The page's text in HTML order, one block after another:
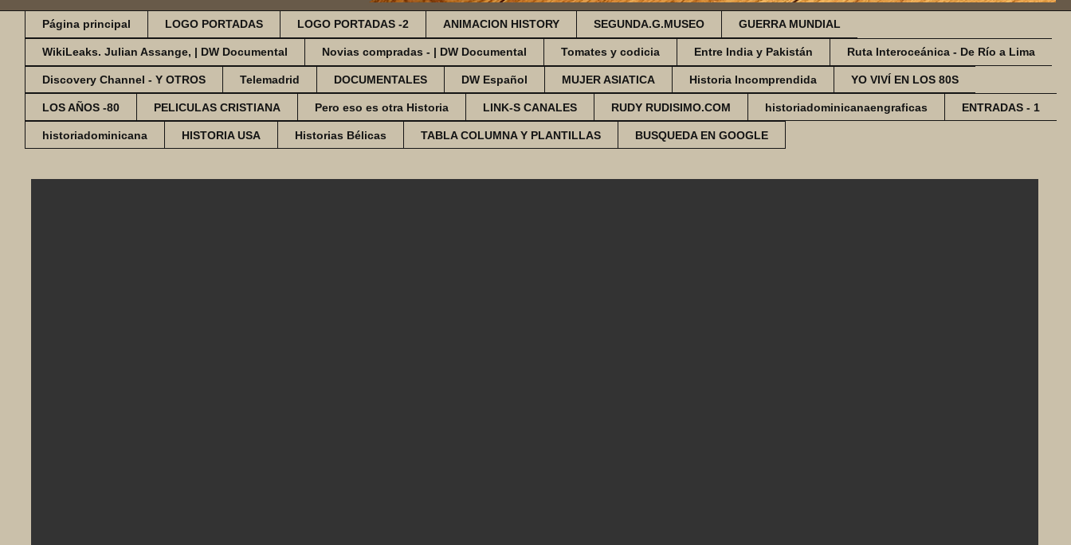
Página principal LOGO PORTADAS LOGO PORTADAS -2 ANIMACION HISTORY SEGUNDA.G.MUSEO GUERRA MUNDIAL
WikiLeaks. Julian Assange, | DW Documental Novias compradas - | DW Documental Tomates y codicia Entre India y Pakistán Ruta Interoceánica - De Río a Lima
Discovery Channel - Y OTROS Telemadrid DOCUMENTALES DW Español MUJER ASIATICA Historia Incomprendida YO VIVÍ EN LOS 80S
LOS AÑOS -80 PELICULAS CRISTIANA Pero eso es otra Historia LINK-S CANALES RUDY RUDISIMO.COM historiadominicanaengraficas ENTRADAS - 1
historiadominicana HISTORIA USA Historias Bélicas TABLA COLUMNA Y PLANTILLAS BUSQUEDA EN GOOGLE